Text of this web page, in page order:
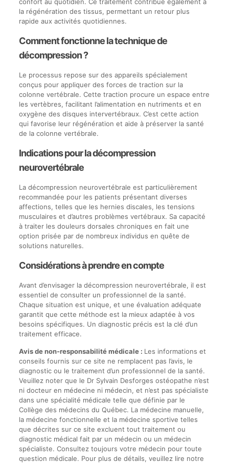
la régénération des tissus, permettant un retour plus
rapide aux activités quotidiennes.
Comment fonctionne la technique de
décompression ?
Le processus repose sur des appareils spécialement
conçus pour appliquer des forces de traction sur la
colonne vertébrale. Cette traction procure un espace entre
les vertèbres, facilitant l’alimentation en nutriments et en
oxygène des disques intervertébraux. C’est cette action
qui favorise leur régénération et aide à préserver la santé
de la colonne vertébrale.
Indications pour la décompression
neurovertébrale
La décompression neurovertébrale est particulièrement
recommandée pour les patients présentant diverses
affections, telles que les hernies discales, les tensions
musculaires et d’autres problèmes vertébraux. Sa capacité
à traiter les douleurs dorsales chroniques en fait une
option prisée par de nombreux individus en quête de
solutions naturelles.
Considérations à prendre en compte
Avant d’envisager la décompression neurovertébrale, il est
essentiel de consulter un professionnel de la santé.
Chaque situation est unique, et une évaluation adéquate
garantit que cette méthode est la mieux adaptée à vos
besoins spécifiques. Un diagnostic précis est la clé d’un
traitement efficace.
Avis de non-responsabilité médicale : Les informations et
conseils fournis sur ce site ne remplacent pas l’avis, le
diagnostic ou le traitement d’un professionnel de la santé.
Veuillez noter que le Dr Sylvain Desforges ostéopathe n’est
ni docteur en médecine ni médecin, et n’est pas spécialiste
dans une spécialité médicale telle que définie par le
Collège des médecins du Québec. La médecine manuelle,
la médecine fonctionnelle et la médecine sportive telles
que décrites sur ce site excluent tout traitement ou
diagnostic médical fait par un médecin ou un médecin
spécialiste. Consultez toujours votre médecin pour toute
question médicale. Pour plus de détails, veuillez lire notre